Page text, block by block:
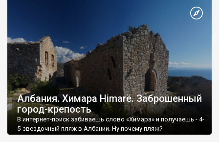
Албания. Химара Himarë. Заброшенный
город-крепость
В интернет-поиск забиваешь слово «Химара» и получаешь - 4-
5-звездочный пляж в Албании. Ну почему пляж?